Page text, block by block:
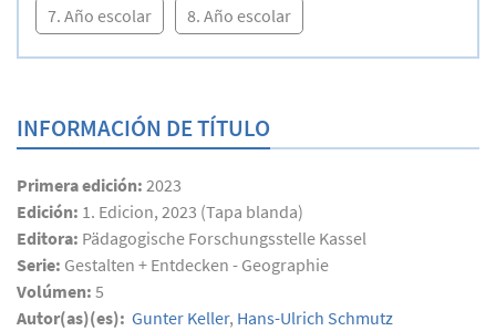
7. Año escolar 8. Año escolar
INFORMACIÓN DE TÍTULO
Primera edición: 2023
Edición: 1. Edicion, 2023 (Tapa blanda)
Editora: Pädagogische Forschungsstelle Kassel
Serie: Gestalten + Entdecken - Geographie
Volúmen: 5
Autor(as)(es): Gunter Keller, Hans-Ulrich Schmutz